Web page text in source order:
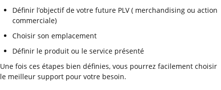
Définir l’objectif de votre future PLV ( merchandising ou action
commerciale)
Choisir son emplacement
Définir le produit ou le service présenté
Une fois ces étapes bien définies, vous pourrez facilement choisir
le meilleur support pour votre besoin.